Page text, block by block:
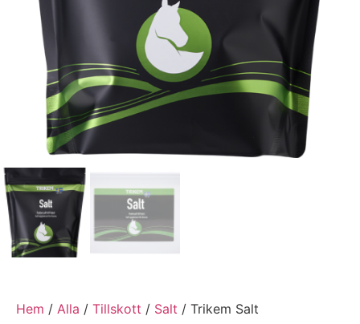
Hem / Alla / Tillskott / Salt / Trikem Salt